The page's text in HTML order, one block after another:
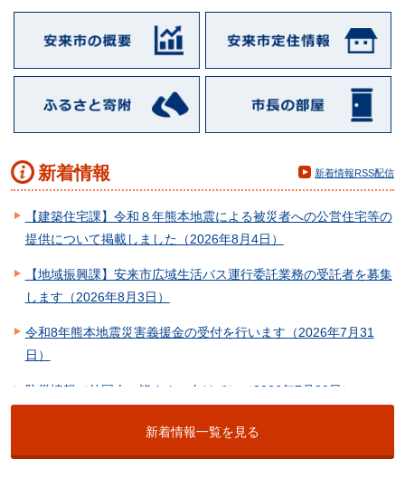
新着情報 新着情報RSS配信
【建築住宅課】令和８年熊本地震による被災者への公営住宅等の
提供について掲載しました（2026年8月4日）
【地域振興課】安来市広域生活バス運行委託業務の受託者を募集
します（2026年8月3日）
令和8年熊本地震災害義援金の受付を行います（2026年7月31
日）
防災情報（外国人の皆さんへ向けて）（2026年7月30日）
全国瞬時警報システム（Jアラート）全国一斉情報伝達試験を行
新着情報一覧を見る